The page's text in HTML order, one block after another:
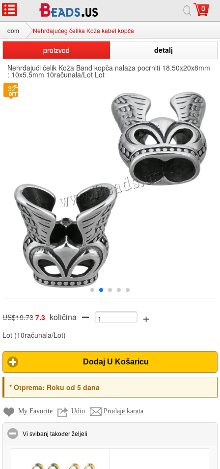
0
dom Nehrđajućeg čelika Koža kabel kopča
proizvod
detalj
Nehrđajući čelik Koža Band kopča nalaza pocrniti 18.50x20x8mm
: 10x5.5mm 10računala/Lot Lot
32
US$10.73 7.3 količina +
Lot (10računala/Lot)
Dodaj U Košaricu
*Otprema: Roku od 5 dana
My Favorite Udio Prodaje karata
Vi svibanj također željeli